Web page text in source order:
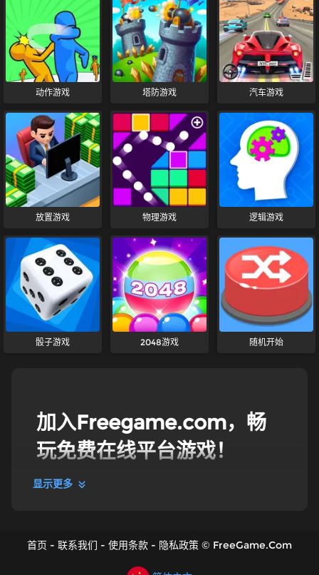
动作游戏 塔防游戏 汽车游戏
放置游戏 物理游戏 逻辑游戏
骰子游戏 2048游戏 随机开始
加入Freegame.com，畅
玩免费在线平台游戏！
平台游戏
素的《Roblox跑酷》等游戏，我们所有的平台游戏都能
显示更多
首页 - 联系我们 - 使用条款 - 隐私政策 © FreeGame.Com